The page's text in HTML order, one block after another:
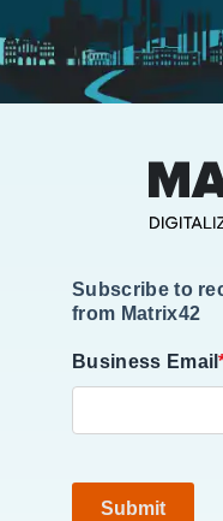
Subscribe to
from Matrix42
Business Email
Submit